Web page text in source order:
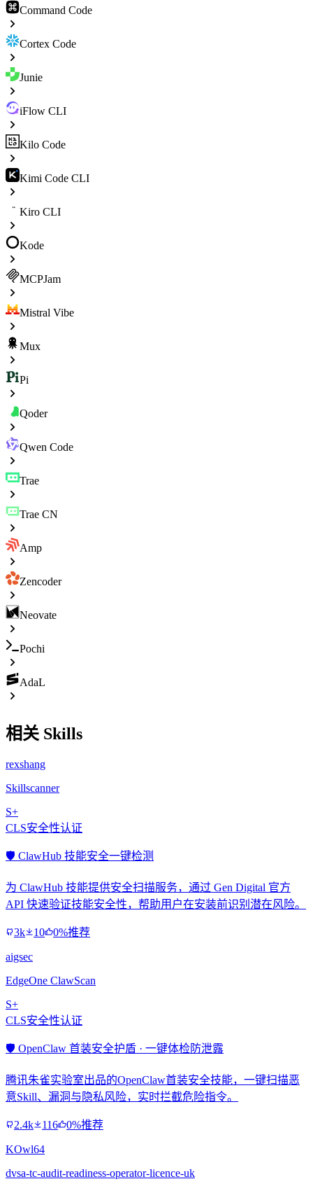
Command Code
Cortex Code
Junie
iFlow CLI
Kilo Code
Kimi Code CLI
Kiro CLI
Kode
MCPJam
Mistral Vibe
Mux
Pi
Qoder
Qwen Code
Trae
Trae CN
Amp
Zencoder
Neovate
Pochi
AdaL
相关 Skills
rexshang
Skillscanner
S+
CLS安全性认证
🛡️ ClawHub 技能安全一键检测
为 ClawHub 技能提供安全扫描服务，通过 Gen Digital 官方
API 快速验证技能安全性，帮助用户在安装前识别潜在风险。
3k 10 0%推荐
aigsec
EdgeOne ClawScan
S+
CLS安全性认证
🛡️ OpenClaw 首装安全护盾 · 一键体检防泄露
腾讯朱雀实验室出品的OpenClaw首装安全技能，一键扫描恶
意Skill、漏洞与隐私风险，实时拦截危险指令。
2.4k 116 0%推荐
KOwl64
dvsa-tc-audit-readiness-operator-licence-uk